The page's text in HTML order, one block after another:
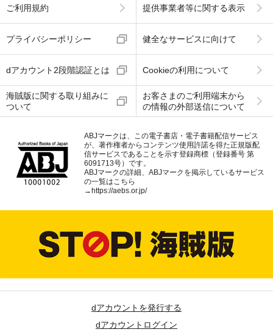
ご利用規約 提供事業者等に関する表示
プライバシーポリシー 健全なサービスに向けて
dアカウント2段階認証とは Cookieの利用について
海賊版に関する取り組みに
ついて
お客さまのご利用端末から
の情報の外部送信について
ABJマークは、この電子書店・電子書籍配信サービス
が、著作権者からコンテンツ使用許諾を得た正規版配
信サービスであることを示す登録商標（登録番号 第
6091713号）です。
ABJマークの詳細、ABJマークを掲示しているサービス
の一覧はこちら
→ https://aebs.or.jp/
dアカウントを発行する
dアカウントログイン